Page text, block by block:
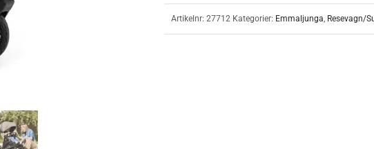
Artikelnr: 27712 Kategorier: Emmaljunga, Resevagn/